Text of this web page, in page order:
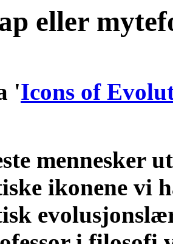
eller
'Icons of
mennesker
ikonene vi